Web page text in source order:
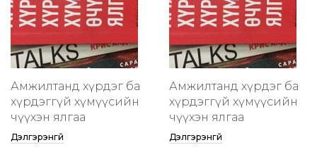
Амжилтанд хүрдэг ба
хүрдэггүй хүмүүсийн
өчүүхэн ялгаа
Дэлгэрэнгүй
Амжилтанд хүрдэг ба
хүрдэггүй хүмүүсийн
өчүүхэн ялгаа
Дэлгэрэнгүй